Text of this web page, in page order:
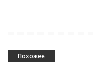
Похожее